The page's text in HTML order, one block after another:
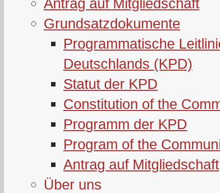
Grundsatzdokumente
Programmatische
Deutschlands (KPD)
Statut der KPD
Constitution of the
Programm der KPD
Program of the
Antrag auf Mitgliedschaft
Über uns